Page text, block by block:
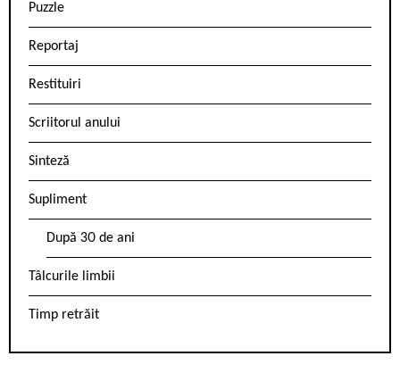
Puzzle
Reportaj
Restituiri
Scriitorul anului
Sinteză
Supliment
După 30 de ani
Tâlcurile limbii
Timp retrăit